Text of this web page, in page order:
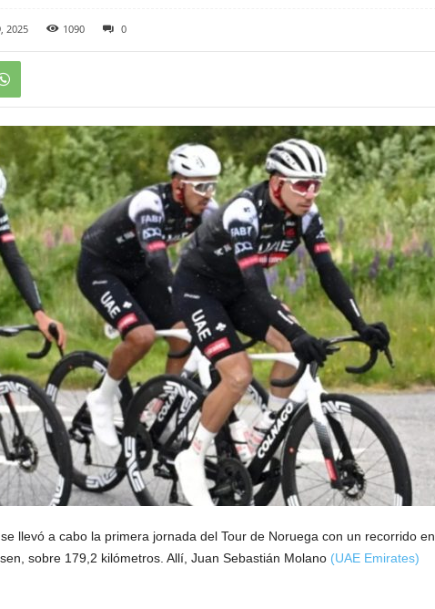
2025 1090 0
llevó a cabo la primera jornada del Tour de Noruega con un recorrido en
sobre 179,2 kilómetros. Allí, Juan Sebastián Molano(UAE Emirates)